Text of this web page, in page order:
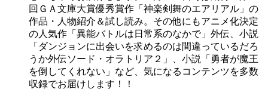
回ＧＡ文庫大賞優秀賞作「神楽剣舞のエアリアル」の
作品・人物紹介＆試し読み。その他にもアニメ化決定
の人気作「異能バトルは日常系のなかで」外伝、小説
「ダンジョンに出会いを求めるのは間違っているだろ
うか外伝ソード・オラトリア２」、小説「勇者が魔王
を倒してくれない」など、気になるコンテンツを多数
収録でお届けします！！